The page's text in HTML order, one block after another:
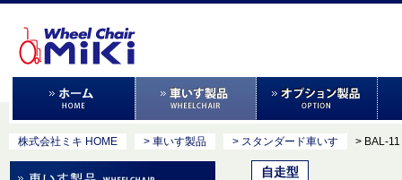
株式会社ミキ HOME > 車いす製品 > スタンダード車いす > BAL-11
自走型